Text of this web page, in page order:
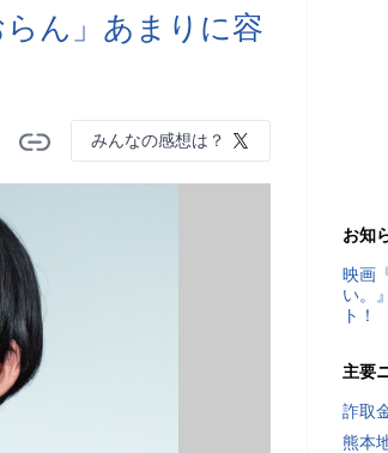
ん」あまりに容
みんなの感想は？
お知
映画
い。
ト！
主要
詐取
熊本